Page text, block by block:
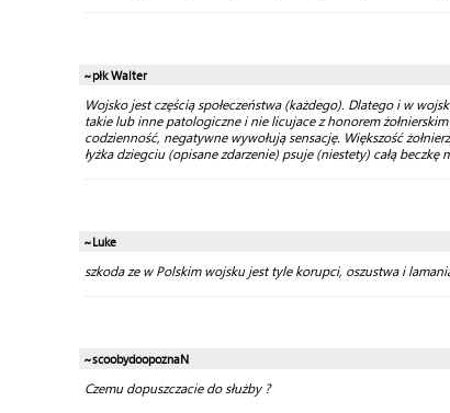
~płk Walter
Wojsko jest częścią społeczeństwa (każdego). Dlatego i w
takie lub inne patologiczne i nie licujace z honorem
codzienność, negatywne wywołują sensację. Większość
łyżka dziegciu (opisane zdarzenie) psuje (niestety) całą beczkę
~Luke
szkoda ze w Polskim wojsku jest tyle korupci, oszustwa i
~scoobydoopoznaN
Czemu dopuszczacie do służby ?